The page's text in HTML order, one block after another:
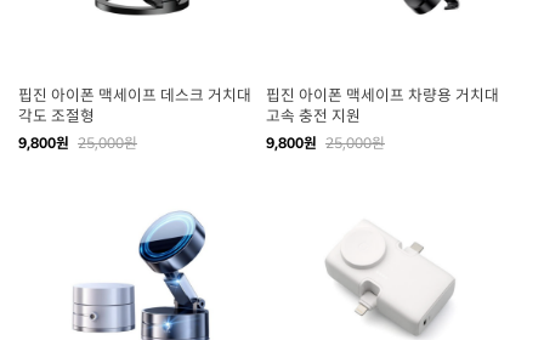
핍진 아이폰 맥세이프 데스크 거치대
각도 조절형
9,800원 25,000원
핍진 아이폰 맥세이프 차량용 거치대
고속 충전 지원
9,800원 25,000원